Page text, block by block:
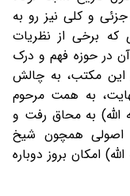
و کلی نیز رو به
که برخی از نظریات
در حوزه فهم و درک
این مکتب، به چالش
به همت مرحوم
الله) به محاق رفت و
اصولی همچون شیخ
امکان بروز دوباره